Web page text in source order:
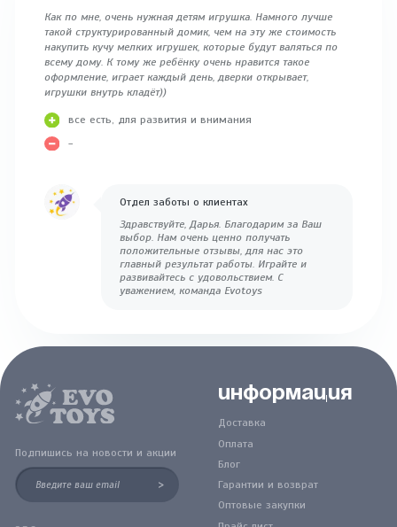
Как по мне, очень нужная детям игрушка. Намного лучше
такой структурированный домик, чем на эту же стоимость
накупить кучу мелких игрушек, которые будут валяться по
всему дому. К тому же ребёнку очень нравится такое
оформление, играет каждый день, дверки открывает,
игрушки внутрь кладёт))
все есть, для развития и внимания
-
Отдел заботы о клиентах
Здравствуйте, Дарья. Благодарим за Ваш
выбор. Нам очень ценно получать
положительные отзывы, для нас это
главный результат работы. Играйте и
развивайтесь с удовольствием. С
уважением, команда Evotoys
Подпишись на новости и акции
>
Информация
Доставка
Оплата
Блог
Гарантии и возврат
Оптовые закупки